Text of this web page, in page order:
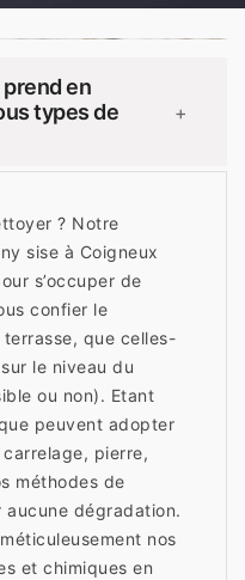
prend en
types de
+
? Notre
sise à Coigneux
s’occuper de
confier le
que celles-
le niveau du
ou non). Etant
peuvent adopter
pierre,
méthodes de
dégradation.
nos
et chimiques en